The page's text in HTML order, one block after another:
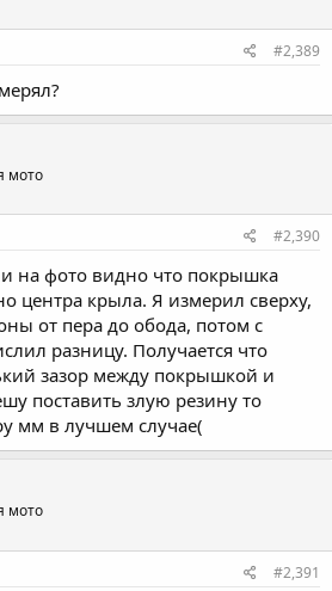
#2,389
мото
#2,390
на фото видно что покрышка
центра крыла. Я измерил сверху,
от пера до обода, потом с
разницу. Получается что
зазор между покрышкой и
поставить злую резину то
мм в лучшем случае(
мото
#2,391